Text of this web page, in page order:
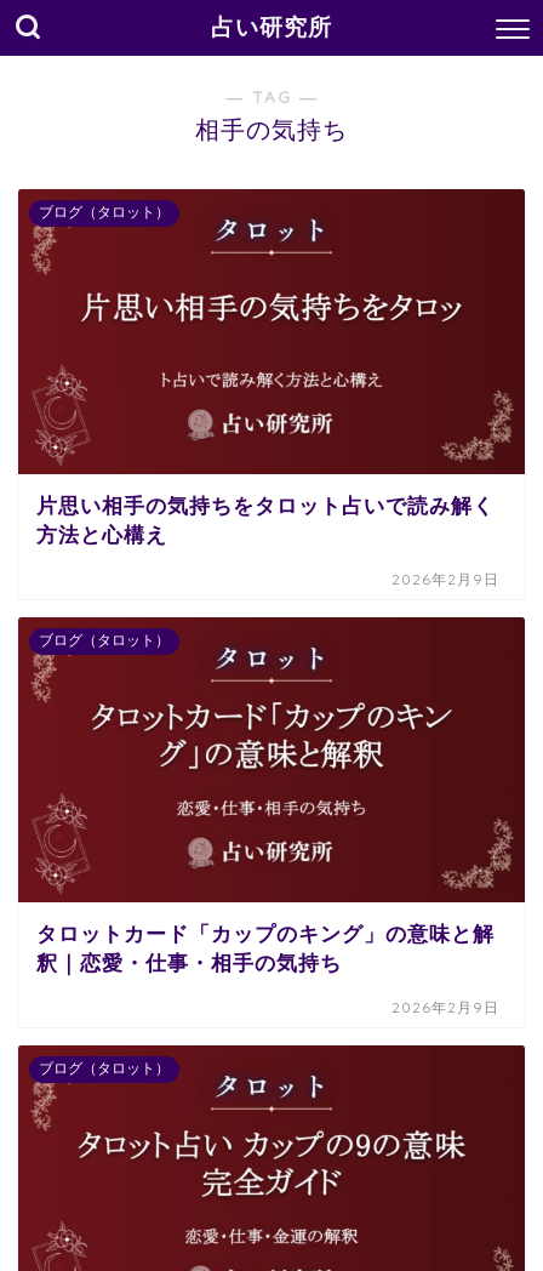
占い研究所
― TAG ―
相手の気持ち
ブログ（タロット）
片思い相手の気持ちをタロット占いで読み解く
方法と心構え
2026年2月9日
ブログ（タロット）
タロットカード「カップのキング」の意味と解
釈｜恋愛・仕事・相手の気持ち
2026年2月9日
ブログ（タロット）